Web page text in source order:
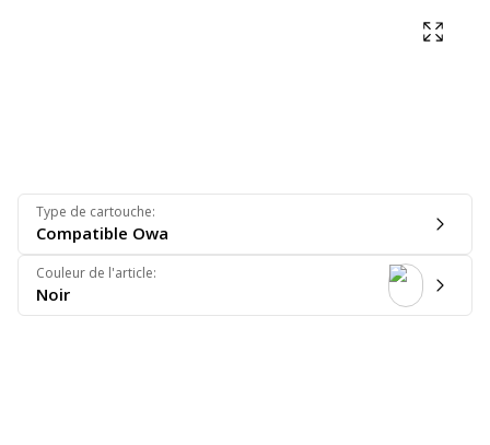
Type de cartouche:
Compatible Owa
Couleur de l'article:
Noir